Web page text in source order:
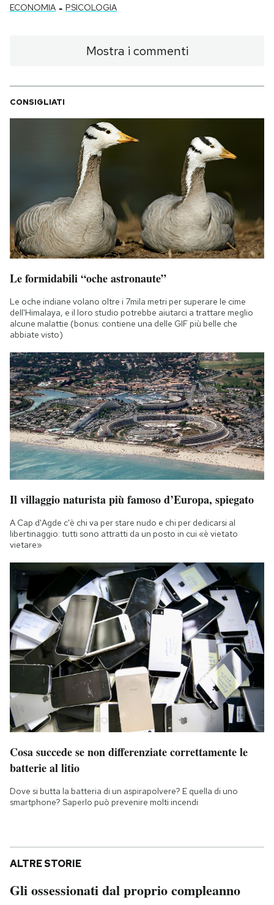
ECONOMIA - PSICOLOGIA
Mostra i commenti
CONSIGLIATI
Le formidabili “oche astronaute”
Le oche indiane volano oltre i 7mila metri per superare le cime
dell'Himalaya, e il loro studio potrebbe aiutarci a trattare meglio
alcune malattie (bonus: contiene una delle GIF più belle che
abbiate visto)
Il villaggio naturista più famoso d’Europa, spiegato
A Cap d'Agde c'è chi va per stare nudo e chi per dedicarsi al
libertinaggio: tutti sono attratti da un posto in cui «è vietato
vietare»
Cosa succede se non differenziate correttamente le
batterie al litio
Dove si butta la batteria di un aspirapolvere? E quella di uno
smartphone? Saperlo può prevenire molti incendi
ALTRE STORIE
Gli ossessionati dal proprio compleanno